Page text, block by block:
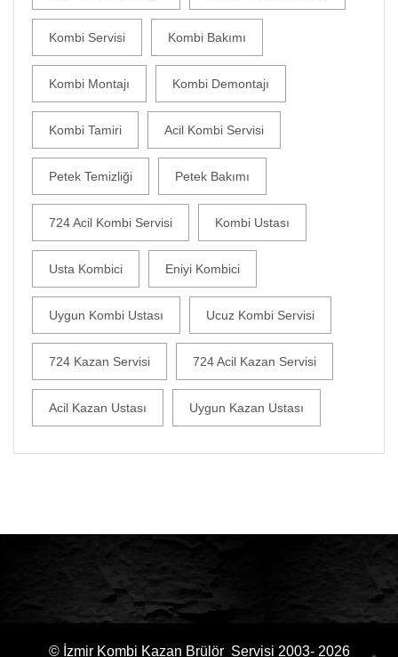
Kombi Servisi Kombi Bakımı
Kombi Montajı Kombi Demontajı
Kombi Tamiri Acil Kombi Servisi
Petek Temizliği Petek Bakımı
724 Acil Kombi Servisi Kombi Ustası
Usta Kombici Eniyi Kombici
Uygun Kombi Ustası Ucuz Kombi Servisi
724 Kazan Servisi 724 Acil Kazan Servisi
Acil Kazan Ustası Uygun Kazan Ustası
© İzmir Kombi Kazan Brülör Servisi 2003- 2026